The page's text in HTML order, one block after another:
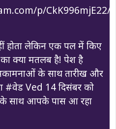
p/CkK996mjE22/?
होता लेकिन एक पल में किए
क्या मतलब है! पेश है
के साथ तारीख और
#वेड Ved 14 दिसंबर को
साथ आपके पास आ रहा